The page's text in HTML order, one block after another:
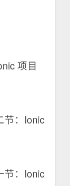
项目
节：Ionic
节：Ionic